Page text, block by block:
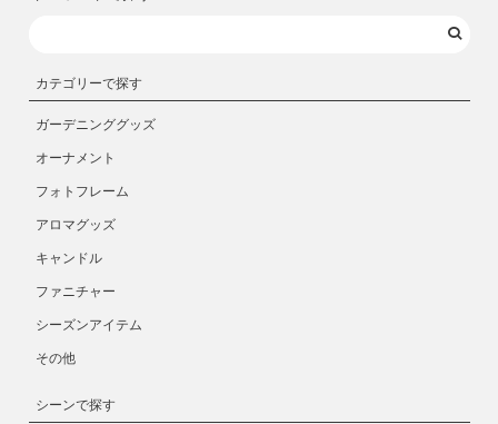
カテゴリーで探す
ガーデニンググッズ
オーナメント
フォトフレーム
アロマグッズ
キャンドル
ファニチャー
シーズンアイテム
その他
シーンで探す